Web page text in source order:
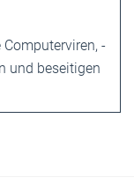
-
und beseitigen